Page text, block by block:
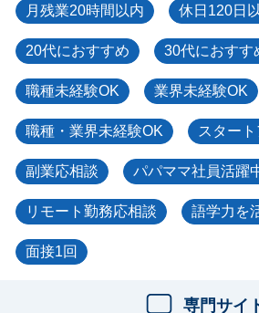
月残業20時間以内 休日120日
20代におすすめ 30代におすす
職種未経験OK 業界未経験OK
職種・業界未経験OK スター
副業応相談 パパママ社員活躍
リモート勤務応相談 語学力を
面接1回
専門サイ